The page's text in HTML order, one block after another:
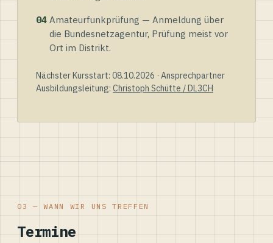
04 Amateurfunkprüfung — Anmeldung über
die Bundesnetzagentur, Prüfung meist vor
Ort im Distrikt.
Nächster Kursstart: 08.10.2026 · Ansprechpartner
Ausbildungsleitung: Christoph Schütte / DL3CH
03 — WANN WIR UNS TREFFEN
Termine